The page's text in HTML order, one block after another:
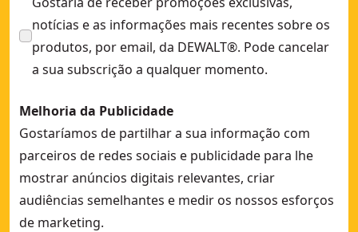
notícias e as informações mais recentes sobre os
produtos, por email, da DEWALT®. Pode cancelar
a sua subscrição a qualquer momento.
Melhoria da Publicidade
Gostaríamos de partilhar a sua informação com
parceiros de redes sociais e publicidade para lhe
mostrar anúncios digitais relevantes, criar
audiências semelhantes e medir os nossos esforços
de marketing.